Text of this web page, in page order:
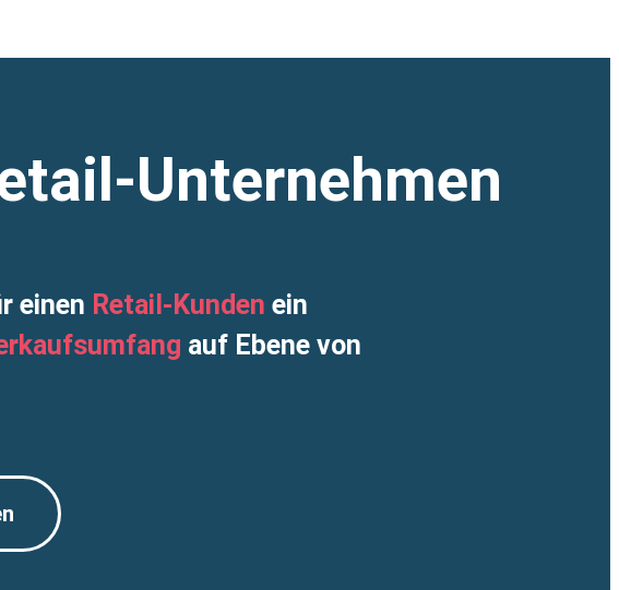
Unternehmen
einen Retail-Kunden ein
auf Ebene von